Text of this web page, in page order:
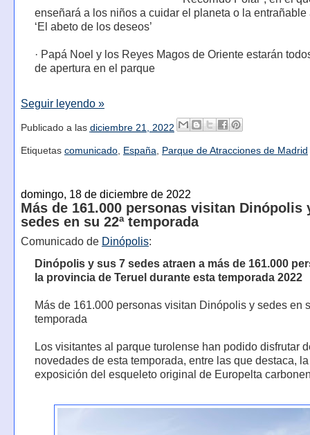
enseñará a los niños a cuidar el planeta o la entrañable
‘El abeto de los deseos’
· Papá Noel y los Reyes Magos de Oriente estarán
de apertura en el parque
Seguir leyendo »
Publicado a las diciembre 21, 2022
Etiquetas comunicado, España, Parque de Atracciones de Madrid
domingo, 18 de diciembre de 2022
Más de 161.000 personas visitan Dinópolis
sedes en su 22ª temporada
Comunicado de Dinópolis:
Dinópolis y sus 7 sedes atraen a más de 161.000
la provincia de Teruel durante esta temporada 2022
Más de 161.000 personas visitan Dinópolis y sedes en
temporada
Los visitantes al parque turolense han podido disfrutar
novedades de esta temporada, entre las que destaca, la
exposición del esqueleto original de Europelta